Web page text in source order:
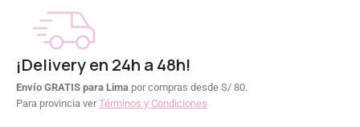
¡Delivery en 24h a 48h!
Envío GRATIS para Lima por compras desde S/ 80.
Para provincia verTérminos y Condiciones